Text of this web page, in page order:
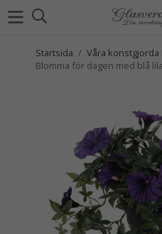
Startsida / Våra
Blomma för dagen med blå